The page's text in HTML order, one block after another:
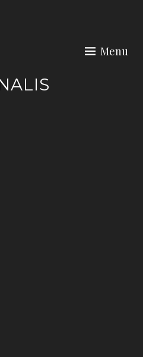
Menu